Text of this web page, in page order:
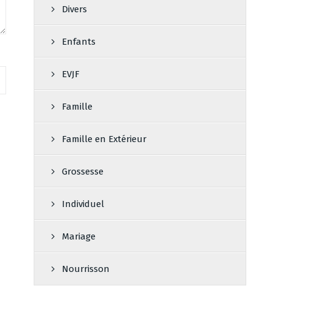
Divers
Enfants
EVJF
Famille
Famille en Extérieur
Grossesse
Individuel
Mariage
Nourrisson